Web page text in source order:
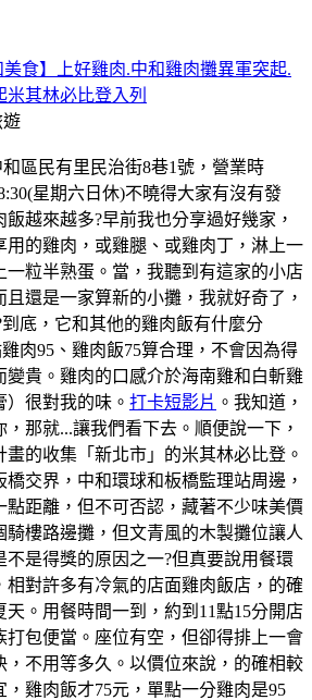
美食】上好雞肉.中和雞肉攤異軍突起.
其林必比登入列
遊
和區民有里民治街8巷1號，營業時
星期六日休)不曉得大家有沒有發
越來越多?早前我也分享過好幾家，
用的雞肉，或雞腿、或雞肉丁，淋上一
一粒半熟蛋。當，我聽到有這家的小店
還是一家算新的小攤，我就好奇了，
底，它和其他的雞肉飯有什麼分
肉95、雞肉飯75算合理，不會因為得
變貴。雞肉的口感介於海南雞和白斬雞
很對我的味。 打卡短影片 。我知道，
那就...讓我們看下去。順便說一下，
的收集「新北市」的米其林必比登。
橋交界，中和環球和板橋監理站周邊，
點距離，但不可否認，藏著不少味美價
騎樓路邊攤，但文青風的木製攤位讓人
不是得獎的原因之一?但真要說用餐環
相對許多有冷氣的店面雞肉飯店，的確
。用餐時間一到，約到11點15分開店
打包便當。座位有空，但卻得排上一會
，不用等多久。以價位來說，的確相較
雞肉飯才75元，單點一分雞肉是95